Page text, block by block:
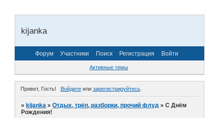
kijanka
Форум Участники Поиск Регистрация Войти
Активные темы
Привет, Гость! Войдитеили зарегистрируйтесь.
»kijanka »Отдых, трёп, разборки, прочий флуд »С Днём
Рождения!